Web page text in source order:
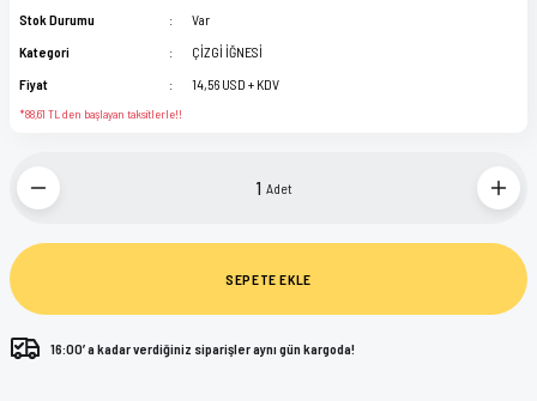
Stok Durumu
Var
Kategori
ÇİZGİ İĞNESİ
Fiyat
14,56 USD + KDV
*88,61 TL den başlayan taksitlerle!!
Adet
SEPETE EKLE
16:00’ a kadar verdiğiniz siparişler aynı gün kargoda!